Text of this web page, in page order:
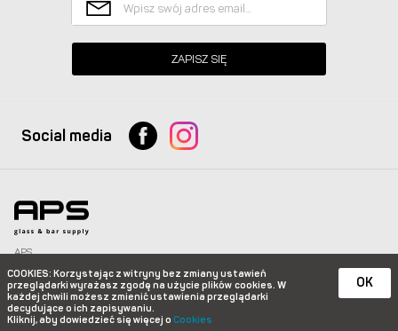
COOKIES: Korzystając z witryny bez zmiany ustawień
przeglądarki wyrażasz zgodę na użycie plików cookies. W
każdej chwili możesz zmienić ustawienia przeglądarki
decydujące o ich zapisywaniu.
Kliknij, aby dowiedzieć się więcej o Cookies
OK
ZAPISZ SIĘ
Social media
APS
info@apspolska.pl|Mapa strony| Infolinia:+48 668 233 574| +48 22 851 92 22
e-commerce platform by